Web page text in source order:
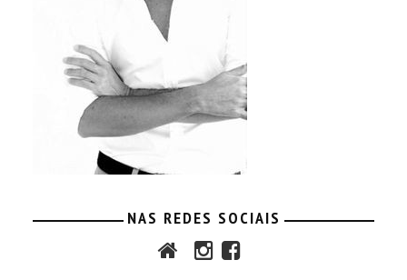
NAS REDES SOCIAIS